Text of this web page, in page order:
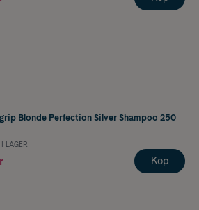
Blonde Perfection Silver Shampoo 250
I LAGER
Köp